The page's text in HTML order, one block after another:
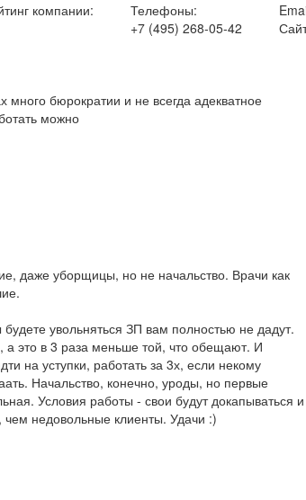
компании:
Телефоны:
+7 (495) 268-05-42
много бюрократии и не всегда адекватное
можно
даже уборщицы, но не начальство. Врачи как
увольняться ЗП вам полностью не дадут.
а это в 3 раза меньше той, что обещают. И
на уступки, работать за 3х, если некому
Начальство, конечно, уроды, но первые
Условия работы - свои будут докапываться и
чем недовольные клиенты. Удачи :)